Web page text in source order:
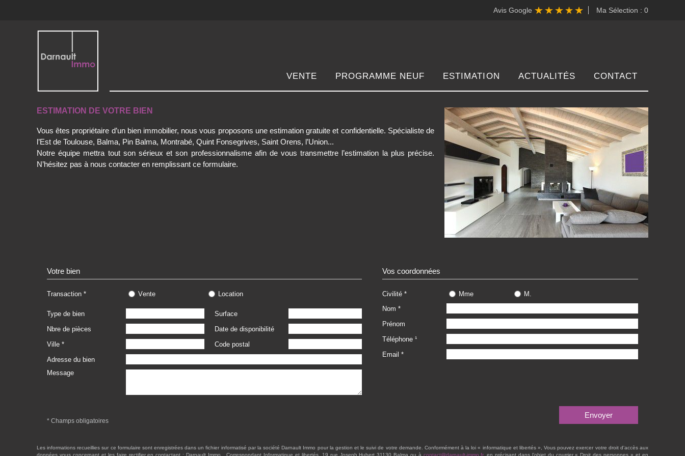
Avis Google Ma Sélection : 0
VENTE PROGRAMME NEUF ESTIMATION ACTUALITÉS CONTACT
ESTIMATION DE VOTRE BIEN
Vous êtes propriétaire d’un bien immobilier, nous vous proposons une estimation gratuite et confidentielle. Spécialiste de
l’Est de Toulouse, Balma, Pin Balma, Montrabé, Quint Fonsegrives, Saint Orens, l’Union...
Notre équipe mettra tout son sérieux et son professionnalisme afin de vous transmettre l’estimation la plus précise.
N’hésitez pas à nous contacter en remplissant ce formulaire.
Votre bien
Transaction vente location
Type de bien
Nbre de pièces
Ville
Surface
Date de disponibilité
Code postal
Adresse du bien
Message
Vos coordonnées
Civilité Mme
M.
Nom
Prénom
Téléphone ¹
Email
* Champs obligatoires
Les informations recueillies sur ce formulaire sont enregistrées dans un fichier informatisé par la sociétéDarnault Immo pour la gestion et le suivi de votre demande. Conformément à la loi « informatique et libertés », Vous pouvez exercer votre droit d'accès aux
données vous concernant et les faire rectifier en contactant :Darnault Immo , Correspondant Informatique et libertés, 19 rue Joseph Hubert 31130 Balma ou àcontact@darnault-immo.fr, en précisant dans l’objet du courrier « Droit des personnes » et en